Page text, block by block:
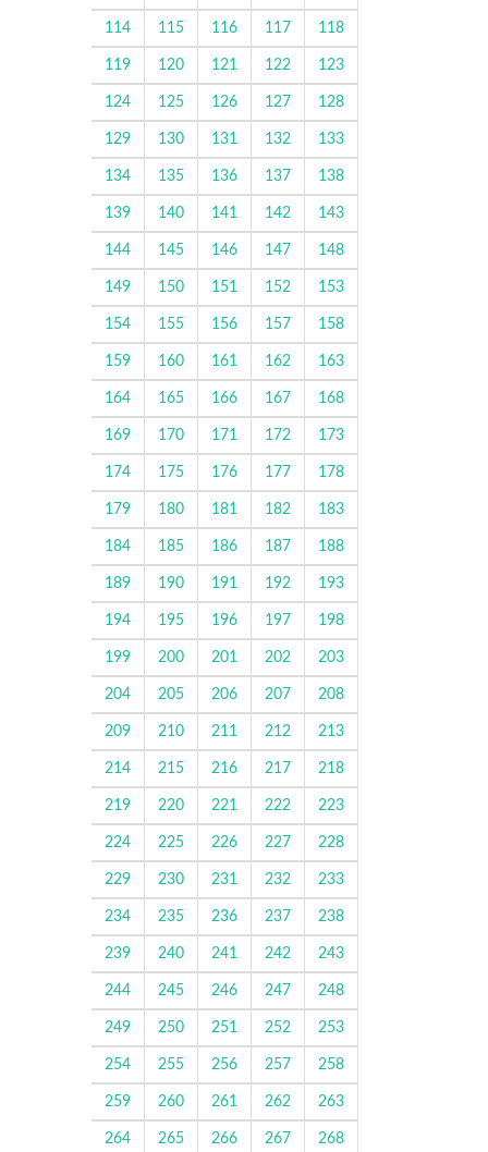
114 115 116 117 118
119 120 121 122 123
124 125 126 127 128
129 130 131 132 133
134 135 136 137 138
139 140 141 142 143
144 145 146 147 148
149 150 151 152 153
154 155 156 157 158
159 160 161 162 163
164 165 166 167 168
169 170 171 172 173
174 175 176 177 178
179 180 181 182 183
184 185 186 187 188
189 190 191 192 193
194 195 196 197 198
199 200 201 202 203
204 205 206 207 208
209 210 211 212 213
214 215 216 217 218
219 220 221 222 223
224 225 226 227 228
229 230 231 232 233
234 235 236 237 238
239 240 241 242 243
244 245 246 247 248
249 250 251 252 253
254 255 256 257 258
259 260 261 262 263
264 265 266 267 268